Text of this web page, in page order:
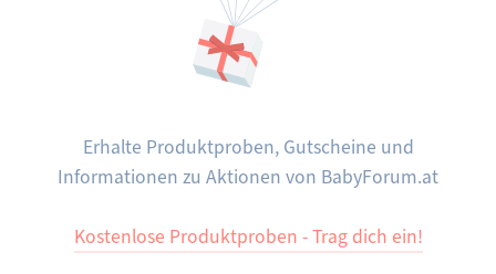
Erhalte Produktproben, Gutscheine und
Informationen zu Aktionen von BabyForum.at
Kostenlose Produktproben - Trag dich ein!